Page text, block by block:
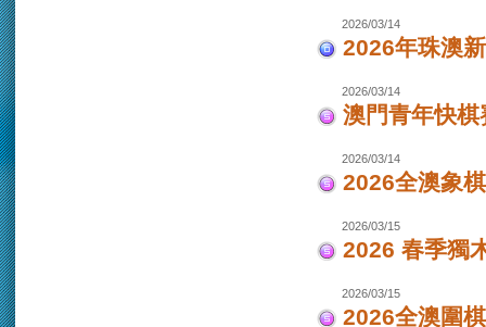
2026/03/14
2026年珠澳
2026/03/14
澳門青年快棋
2026/03/14
2026全澳象
2026/03/15
2026 春季獨
2026/03/15
2026全澳圍